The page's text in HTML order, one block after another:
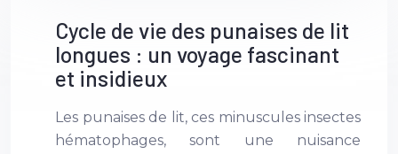
Cycle de vie des punaises de lit
longues : un voyage fascinant
et insidieux
Les punaises de lit, ces minuscules insectes
hématophages, sont une nuisance